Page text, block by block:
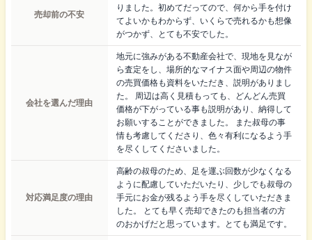
売却前の不安
りました。初めてだってので、何から手を付け
てよいかもわからず、いくらで売れるかも想像
がつかず、とても不安でした。
会社を選んだ理由
地元に強みがある不動産会社で、現地を見なが
ら査定をし、場所的なマイナス面や周辺の物件
の売買価格も資料をいただき、説明がありまし
た。 周辺は高く見積もっても、どんどん売買
価格が下がっている事も説明があり、納得して
お願いすることができました。 また叔母の事
情も考慮してくださり、色々有利になるよう手
を尽くしてくださいました。
対応満足度の理由
高齢の叔母のため、足を運ぶ回数が少なくなる
ように配慮していただいたり、少しでも叔母の
手元にお金が残るよう手を尽くしていただきま
した。 とても早く売却できたのも担当者の方
のおかげだと思っています。とても満足です。